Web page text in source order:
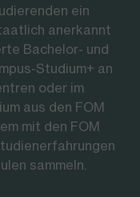
ein
anerkannt
Bachelor- und
Studium+ an
oder im
aus den FOM
mit den FOM
sammeln.